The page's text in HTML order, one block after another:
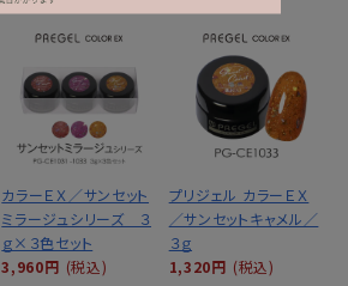
カラーＥＸ／サンセット
ミラージュシリーズ ３
ｇ×３色セット
3,960円 (税込)
プリジェル カラーＥＸ
／サンセットキャメル／
３ｇ
1,320円 (税込)